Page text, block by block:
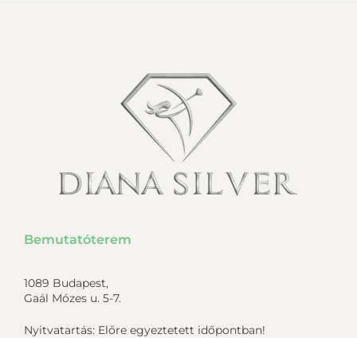
Bemutatóterem
1089 Budapest,
Gaál Mózes u. 5-7.
Nyitvatartás: Előre egyeztetett időpontban!